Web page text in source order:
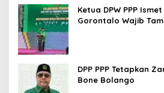
Ketua DPW PPP
Gorontalo Wajib
DPP PPP Tetapkan
Bone Bolango